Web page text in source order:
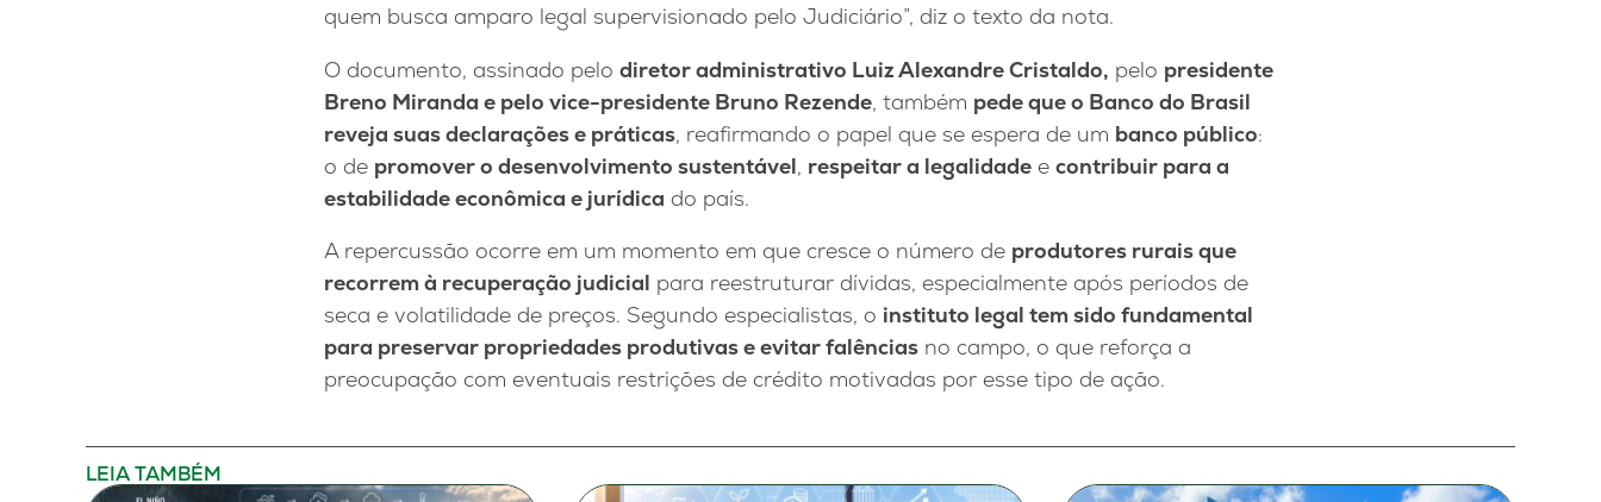
quem busca amparo legal supervisionado pelo Judiciário”, diz o texto da nota.
O documento, assinado pelo diretor administrativo Luiz Alexandre Cristaldo, pelo presidente
Breno Miranda e pelo vice-presidente Bruno Rezende, também pede que o Banco do Brasil
reveja suas declarações e práticas, reafirmando o papel que se espera de um banco público:
o de promover o desenvolvimento sustentável, respeitar a legalidade e contribuir para a
estabilidade econômica e jurídica do país.
A repercussão ocorre em um momento em que cresce o número de produtores rurais que
recorrem à recuperação judicial para reestruturar dívidas, especialmente após períodos de
seca e volatilidade de preços. Segundo especialistas, o instituto legal tem sido fundamental
para preservar propriedades produtivas e evitar falências no campo, o que reforça a
preocupação com eventuais restrições de crédito motivadas por esse tipo de ação.
LEIA TAMBÉM